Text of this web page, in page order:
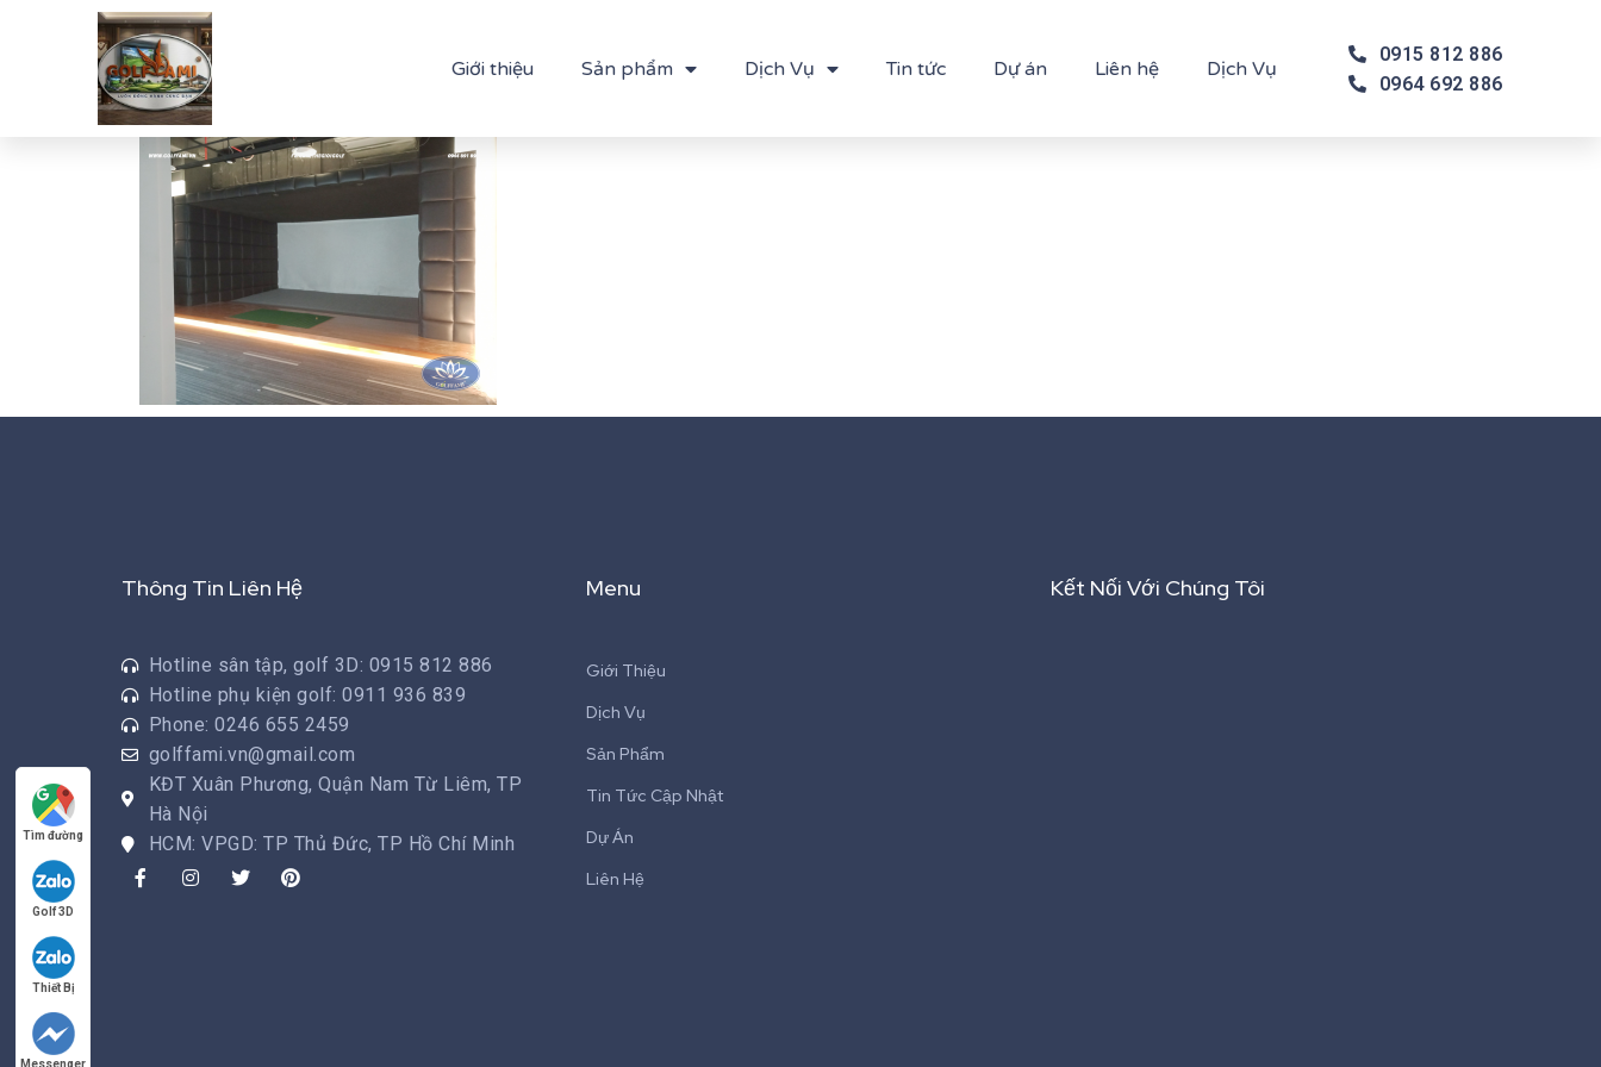
Giới thiệu Sản phẩm Dịch Vụ Tin tức Dự án Liên hệ Dịch Vụ
0915 812 886
0964 692 886
Thông Tin Liên Hệ
Hotline sân tập, golf 3D: 0915 812 886
Hotline phụ kiện golf: 0911 936 839
Phone: 0246 655 2459
golffami.vn@gmail.com
KĐT Xuân Phương, Quận Nam Từ Liêm, TP
Hà Nội
HCM: VPGD: TP Thủ Đức, TP Hồ Chí Minh
Menu
Giới Thiệu
Dịch Vụ
Sản Phẩm
Tin Tức Cập Nhật
Dự Án
Liên Hệ
Kết Nối Với Chúng Tôi
Tìm đường
Golf 3D
Thiết Bị
Messenger